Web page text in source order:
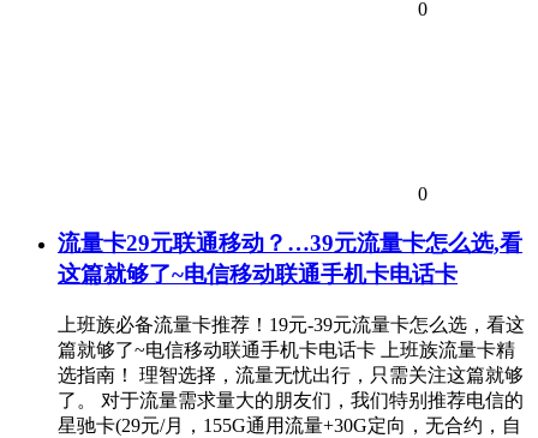
0
0
流量卡29元联通移动？…39元流量卡怎么选,看
这篇就够了~电信移动联通手机卡电话卡
上班族必备流量卡推荐！19元-39元流量卡怎么选，看这
篇就够了~电信移动联通手机卡电话卡 上班族流量卡精
选指南！ 理智选择，流量无忧出行，只需关注这篇就够
了。 对于流量需求量大的朋友们，我们特别推荐电信的
星驰卡(29元/月，155G通用流量+30G定向，无合约，自